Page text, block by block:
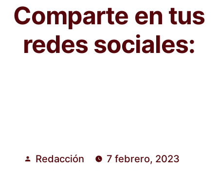
Comparte en tus
redes sociales:
Publicado
Redacción 7 febrero, 2023